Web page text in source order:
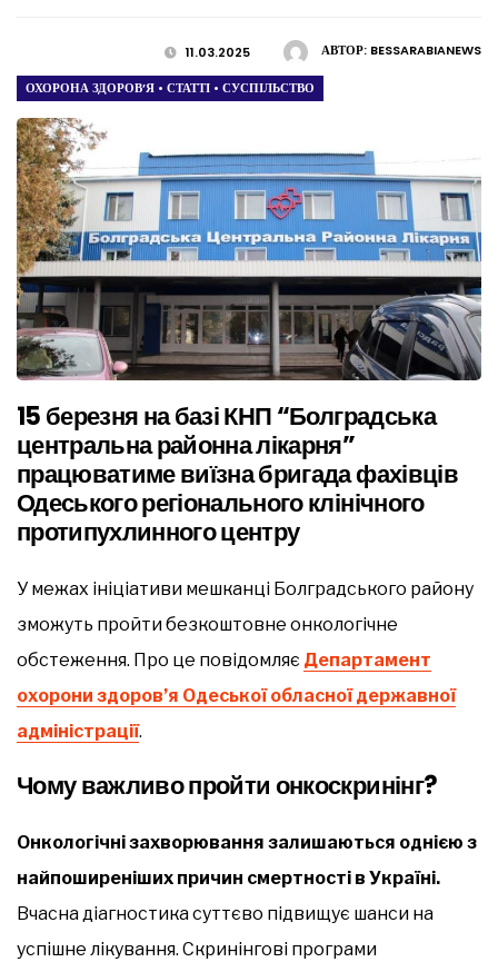
АВТОР: BESSARABIANEWS
11.03.2025
ОХОРОНА ЗДОРОВ’Я • СТАТТІ • СУСПІЛЬСТВО
15 березня на базі КНП “Болградська
центральна районна лікарня”
працюватиме виїзна бригада фахівців
Одеського регіонального клінічного
протипухлинного центру
У межах ініціативи мешканці Болградського району
зможуть пройти безкоштовне онкологічне
обстеження. Про це повідомляє Департамент
охорони здоров’я Одеської обласної державної
адміністрації.
Чому важливо пройти онкоскринінг?
Онкологічні захворювання залишаються однією з
найпоширеніших причин смертності в Україні.
Вчасна діагностика суттєво підвищує шанси на
успішне лікування. Скринінгові програми